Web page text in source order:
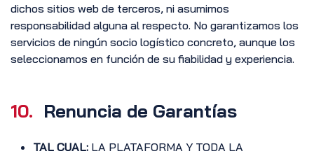
dichos sitios web de terceros, ni asumimos
responsabilidad alguna al respecto. No garantizamos los
servicios de ningún socio logístico concreto, aunque los
seleccionamos en función de su fiabilidad y experiencia.
10. Renuncia de Garantías
TAL CUAL: LA PLATAFORMA Y TODA LA